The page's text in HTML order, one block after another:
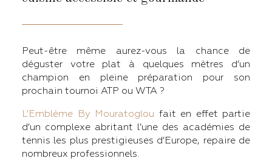
Peut-être même aurez-vous la chance de
déguster votre plat à quelques mètres d’un
champion en pleine préparation pour son
prochain tournoi ATP ou WTA ?
L'Emblème By Mouratoglou fait en effet partie
d’un complexe abritant l’une des académies de
tennis les plus prestigieuses d’Europe, repaire de
nombreux professionnels.